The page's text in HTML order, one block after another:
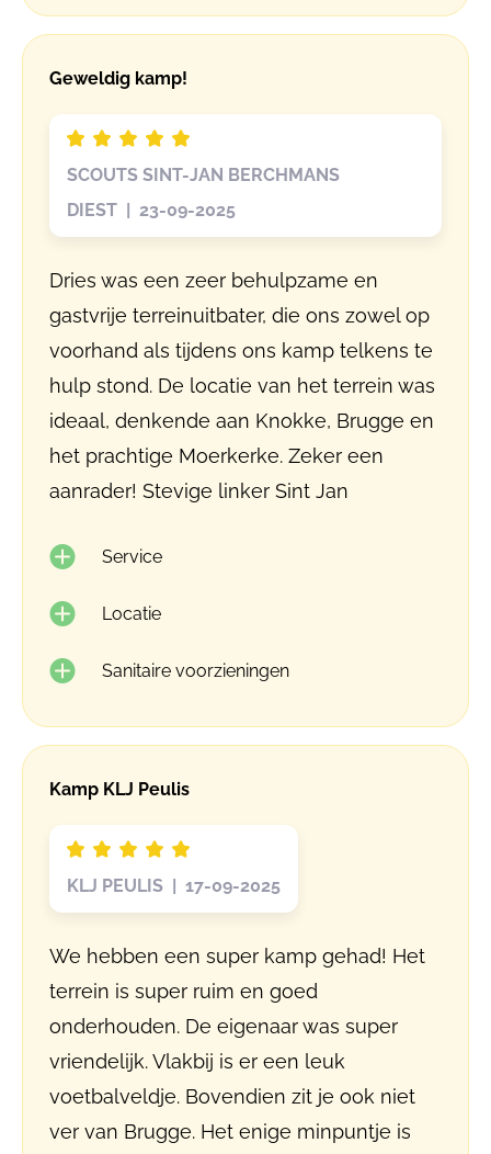
Geweldig kamp!
SCOUTS SINT-JAN BERCHMANS
DIEST | 23-09-2025
Dries was een zeer behulpzame en
gastvrije terreinuitbater, die ons zowel op
voorhand als tijdens ons kamp telkens te
hulp stond. De locatie van het terrein was
ideaal, denkende aan Knokke, Brugge en
het prachtige Moerkerke. Zeker een
aanrader! Stevige linker Sint Jan
Service
Locatie
Sanitaire voorzieningen
Kamp KLJ Peulis
KLJ PEULIS | 17-09-2025
We hebben een super kamp gehad! Het
terrein is super ruim en goed
onderhouden. De eigenaar was super
vriendelijk. Vlakbij is er een leuk
voetbalveldje. Bovendien zit je ook niet
ver van Brugge. Het enige minpuntje is